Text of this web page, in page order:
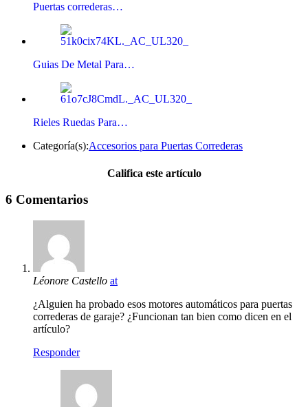
Puertas correderas…
Guias De Metal Para…
Rieles Ruedas Para…
Categoría(s):Accesorios para Puertas Correderas
Califica este artículo
6 Comentarios
Léonore Castello at
¿Alguien ha probado esos motores automáticos para puertas
correderas de garaje? ¿Funcionan tan bien como dicen en el
artículo?
Responder